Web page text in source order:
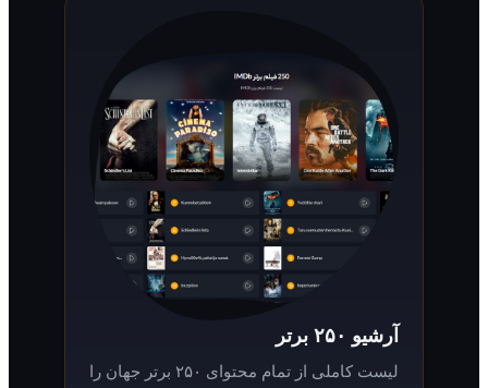
لیست کاملی از تمام محتوای ۲۵۰ برتر جهان را